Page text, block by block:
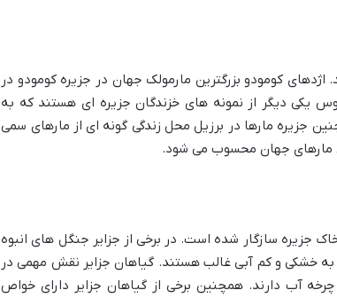
کومودو بزرگترین مارمولک جهان در جزیره کومودو در
یکی دیگر از نمونه های خزندگان جزیره ای هستند که به
جزیره مارها در برزیل محل زندگی گونه ای از مارهای سمی
مارهای جهان محسوب می شود.
سازگار شده است. در برخی از جزایر جنگل های انبوه
به خشکی و کم آبی غالب هستند. گیاهان جزایر نقش مهمی در
آب دارند. همچنین برخی از گیاهان جزایر دارای خواص